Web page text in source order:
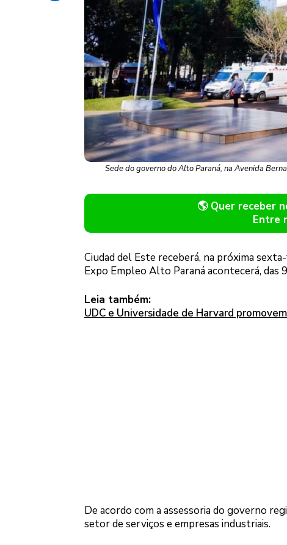
Sede do governo do Alto Paraná, na Avenida
🌎 Quer receber
Entre
Ciudad del Este receberá, na próxima
Expo Empleo Alto Paraná acontecerá, das
Leia também:
UDC e Universidade de Harvard
De acordo com a assessoria do governo
setor de serviços e empresas industriais.